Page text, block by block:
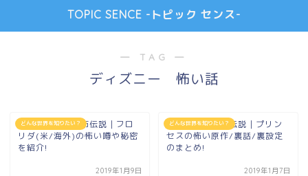
TOPIC SENCE -トピック センス-
― TAG ―
ディズニー 怖い話
どんな世界を知りたい？
ディズニーの都市伝説｜フロ
リダ(米/海外)の怖い噂や秘密
を紹介!
2019年1月9日
どんな世界を知りたい？
ディズニー都市伝説｜プリン
セスの怖い原作/裏話/裏設定
のまとめ!
2019年1月7日